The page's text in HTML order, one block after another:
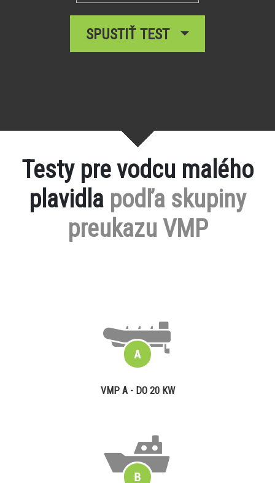
SPUSTIŤ TEST
Testy pre vodcu malého
plavidla podľa skupiny
preukazu VMP
VMP A - DO 20 KW